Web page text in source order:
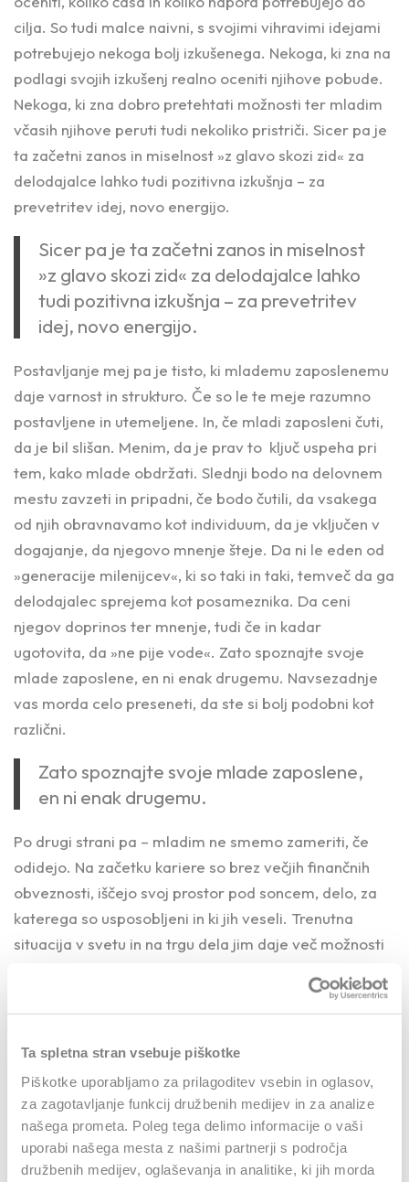
Ta spletna stran vsebuje piškotke
Piškotke uporabljamo za prilagoditev vsebin in oglasov,
za zagotavljanje funkcij družbenih medijev in za analize
našega prometa. Poleg tega delimo informacije o vaši
uporabi našega mesta z našimi partnerji s področja
družbenih medijev, oglaševanja in analitike, ki jih morda
cilja. So tudi malce naivni, s svojimi vihravimi idejami
potrebujejo nekoga bolj izkušenega. Nekoga, ki zna na
podlagi svojih izkušenj realno oceniti njihove pobude.
Nekoga, ki zna dobro pretehtati možnosti ter mladim
včasih njihove peruti tudi nekoliko pristriči. Sicer pa je
ta začetni zanos in miselnost »z glavo skozi zid« za
delodajalce lahko tudi pozitivna izkušnja – za
prevetritev idej, novo energijo.
Sicer pa je ta začetni zanos in miselnost
»z glavo skozi zid« za delodajalce lahko
tudi pozitivna izkušnja – za prevetritev
idej, novo energijo.
Postavljanje mej pa je tisto, ki mlademu zaposlenemu
daje varnost in strukturo. Če so le te meje razumno
postavljene in utemeljene. In, če mladi zaposleni čuti,
da je bil slišan. Menim, da je prav to ključ uspeha pri
tem, kako mlade obdržati. Slednji bodo na delovnem
mestu zavzeti in pripadni, če bodo čutili, da vsakega
od njih obravnavamo kot individuum, da je vključen v
dogajanje, da njegovo mnenje šteje. Da ni le eden od
»generacije milenijcev«, ki so taki in taki, temveč da ga
delodajalec sprejema kot posameznika. Da ceni
njegov doprinos ter mnenje, tudi če in kadar
ugotovita, da »ne pije vode«. Zato spoznajte svoje
mlade zaposlene, en ni enak drugemu. Navsezadnje
vas morda celo preseneti, da ste si bolj podobni kot
različni.
Zato spoznajte svoje mlade zaposlene,
en ni enak drugemu.
Po drugi strani pa – mladim ne smemo zameriti, če
odidejo. Na začetku kariere so brez večjih finančnih
obveznosti, iščejo svoj prostor pod soncem, delo, za
katerega so usposobljeni in ki jih veseli. Trenutna
situacija v svetu in na trgu dela jim daje več možnosti
Zala Slana, ZavarovalnicaGenerali